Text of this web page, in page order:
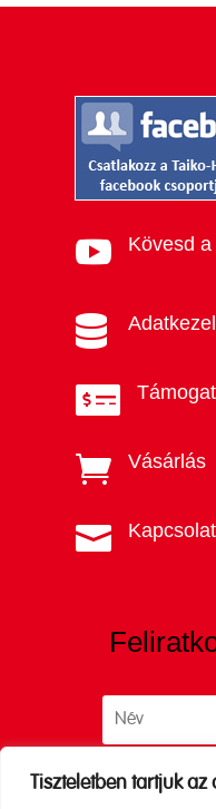
Tiszteletben tartjuk az
 Kövesd


 Vásárlás
 Kapcsolat